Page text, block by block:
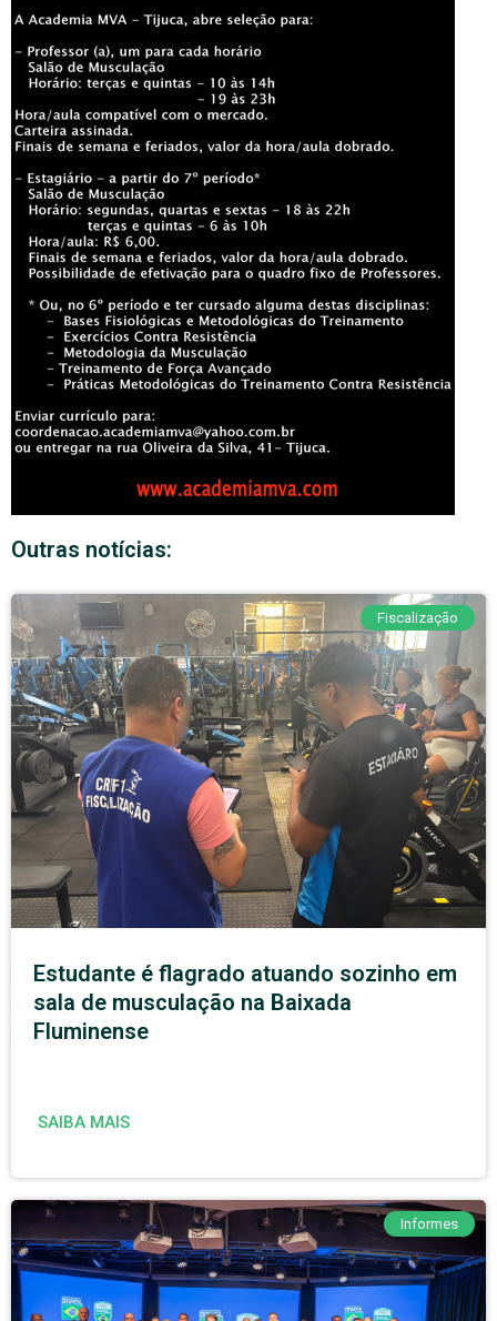
Outras notícias:
Fiscalização
Estudante é flagrado atuando sozinho em
sala de musculação na Baixada
Fluminense
SAIBA MAIS
Informes